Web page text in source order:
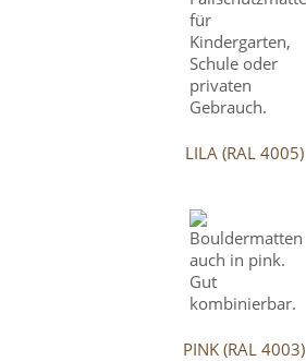
LILA (RAL 4005)
PINK (RAL 4003)